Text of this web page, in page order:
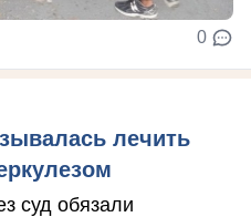
0
лечить
суд обязали